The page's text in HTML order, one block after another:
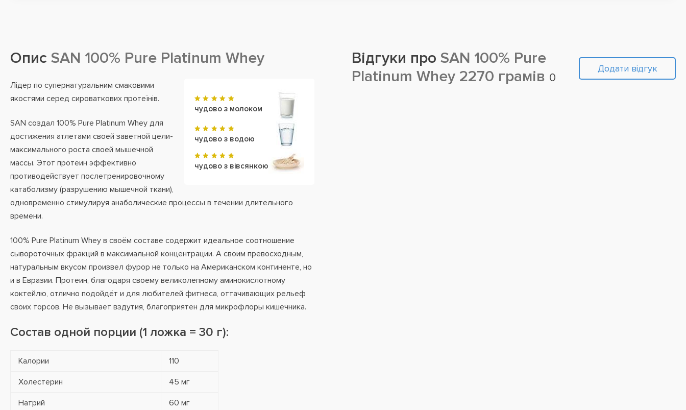
Опис SAN 100% Pure Platinum Whey
чудово з молоком
чудово з водою
чудово з вівсянкою
Лідер по супернатуральним смаковими
якостями серед сироваткових протеїнів.
SAN создал 100% Pure Platinum Whey для
достижения атлетами своей заветной цели-
максимального роста своей мышечной
массы. Этот протеин эффективно
противодействует послетренировочному
катаболизму (разрушению мышечной ткани),
одновременно стимулируя анаболические процессы в течении длительного
времени.
100% Pure Platinum Whey в своём составе содержит идеальное соотношение
сывороточных фракций в максимальной концентрации. А своим превосходным,
натуральным вкусом произвел фурор не только на Американском континенте, но
и в Евразии. Протеин, благодаря своему великолепному аминокислотному
коктейлю, отлично подойдёт и для любителей фитнеса, оттачивающих рельеф
своих торсов. Не вызывает вздутия, благоприятен для микрофлоры кишечника.
Состав одной порции (1 ложка = 30 г):
Калории 110
Холестерин 45 мг
Натрий 60 мг
Відгуки про SAN 100% Pure
Platinum Whey 2270 грамів 0
Додати відгук